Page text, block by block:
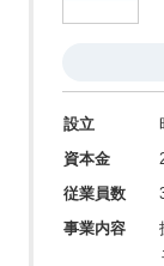
設立
資本金
従業員数
事業内容